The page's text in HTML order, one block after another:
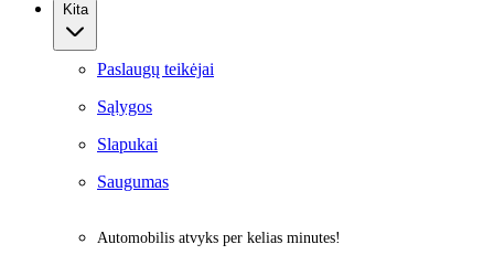
Kita
Paslaugų teikėjai
Sąlygos
Slapukai
Saugumas
Automobilis atvyks per kelias minutes!